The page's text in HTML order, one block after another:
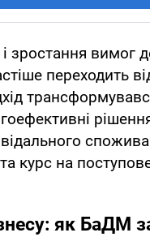
зростання вимог
переходить
курс на
як БаДМ